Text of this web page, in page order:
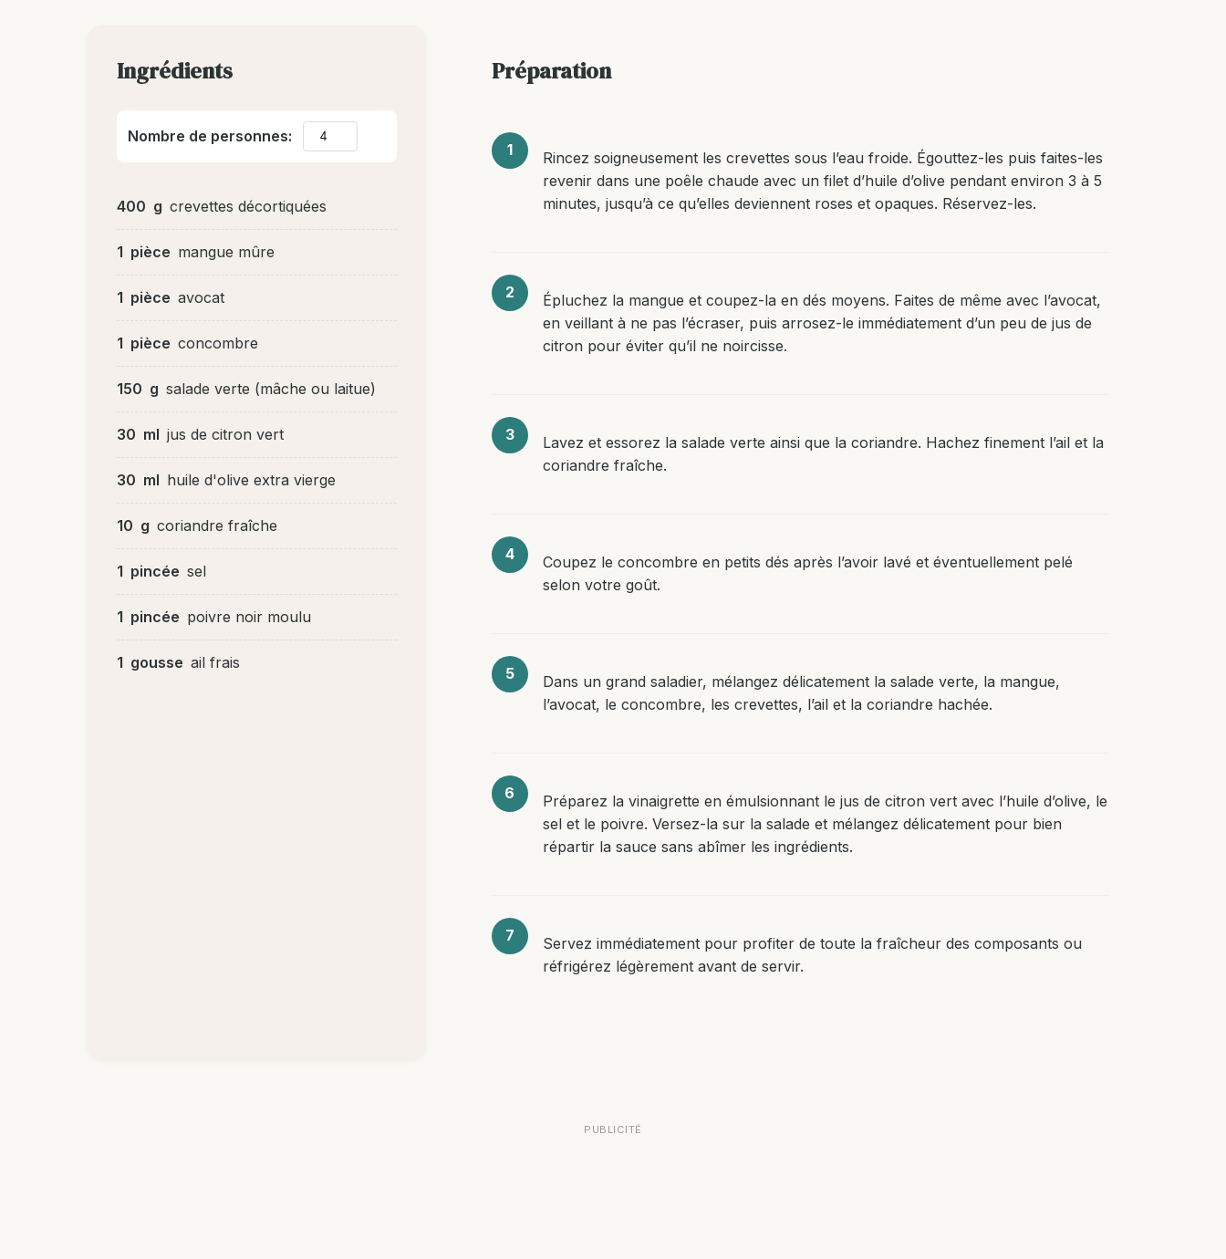
Ingrédients
Nombre de personnes:
400 g crevettes décortiquées
1 pièce mangue mûre
1 pièce avocat
1 pièce concombre
150 g salade verte (mâche ou laitue)
30 ml jus de citron vert
30 ml huile d'olive extra vierge
10 g coriandre fraîche
1 pincée sel
1 pincée poivre noir moulu
1 gousse ail frais
PUBLICITÉ
Préparation
Rincez soigneusement les crevettes sous l’eau froide. Égouttez-les puis faites-les
revenir dans une poêle chaude avec un filet d’huile d’olive pendant environ 3 à 5
minutes, jusqu’à ce qu’elles deviennent roses et opaques. Réservez-les.
Épluchez la mangue et coupez-la en dés moyens. Faites de même avec l’avocat,
en veillant à ne pas l’écraser, puis arrosez-le immédiatement d’un peu de jus de
citron pour éviter qu’il ne noircisse.
Lavez et essorez la salade verte ainsi que la coriandre. Hachez finement l’ail et la
coriandre fraîche.
Coupez le concombre en petits dés après l’avoir lavé et éventuellement pelé
selon votre goût.
Dans un grand saladier, mélangez délicatement la salade verte, la mangue,
l’avocat, le concombre, les crevettes, l’ail et la coriandre hachée.
Préparez la vinaigrette en émulsionnant le jus de citron vert avec l’huile d’olive, le
sel et le poivre. Versez-la sur la salade et mélangez délicatement pour bien
répartir la sauce sans abîmer les ingrédients.
Servez immédiatement pour profiter de toute la fraîcheur des composants ou
réfrigérez légèrement avant de servir.